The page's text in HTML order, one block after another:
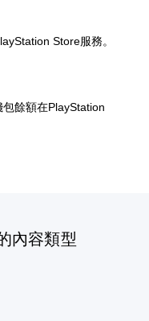
Store服務。
餘額在PlayStation
內容類型